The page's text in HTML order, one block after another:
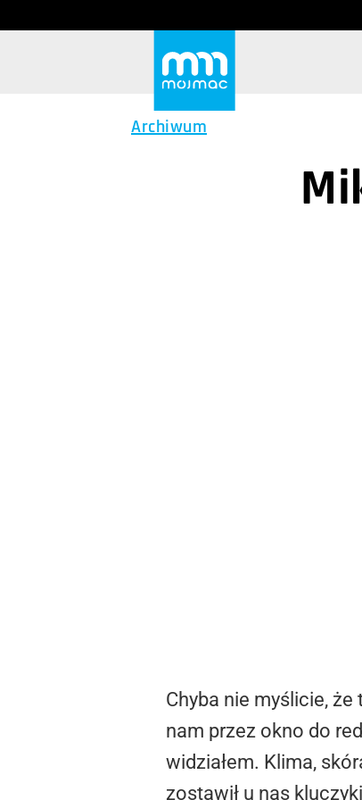
Archiwum
Chyba nie myślicie,
nam przez okno do
widziałem. Klima,
zostawił u nas